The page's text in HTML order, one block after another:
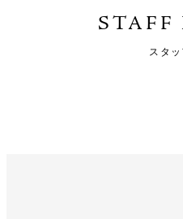
STAFF
スタ